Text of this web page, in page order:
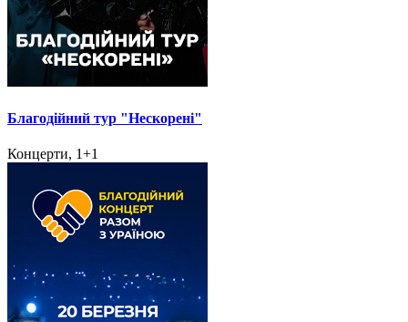
Благодійний тур "Нескорені"
Концерти, 1+1